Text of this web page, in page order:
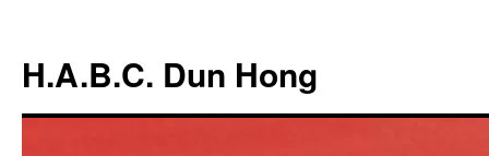
de
inhoud
H.A.B.C. Dun Hong